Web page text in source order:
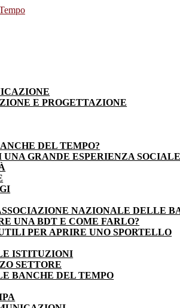
E PROGETTAZIONE
DEL TEMPO?
UNA GRANDE ESPERIENZA SOCIALE
NAZIONALE DELLE
UNA BDT E COME FARLO?
PER APRIRE UNO SPORTELLO
ISTITUZIONI
SETTORE
BANCHE DEL TEMPO